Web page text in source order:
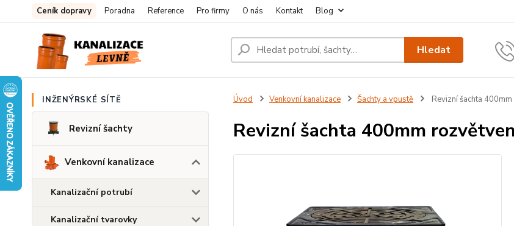
Ceník dopravy Poradna Reference Pro firmy O nás Kontakt Blog
Hledat
INŽENÝRSKÉ SÍTĚ
Revizní šachty
Venkovní kanalizace
Kanalizační potrubí
Kanalizační tvarovky
Úvod Venkovní kanalizace Šachty a vpustě Revizní šachta
Revizní šachta 400mm